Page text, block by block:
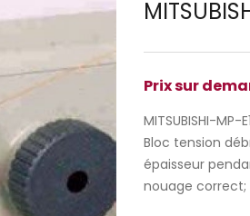
Prix sur
MITSUBISHI-MP-
Bloc tension
épaisseur
nouage correct;